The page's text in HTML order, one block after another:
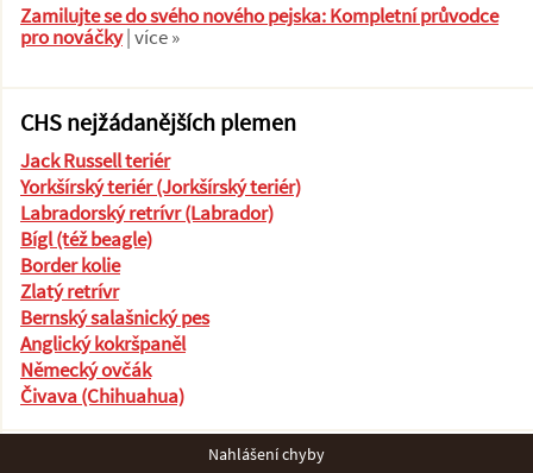
Zamilujte se do svého nového pejska: Kompletní průvodce
pro nováčky| více »
CHS nejžádanějších plemen
Jack Russell teriér
Yorkšírský teriér (Jorkšírský teriér)
Labradorský retrívr (Labrador)
Bígl (též beagle)
Border kolie
Zlatý retrívr
Bernský salašnický pes
Anglický kokršpaněl
Německý ovčák
Čivava (Chihuahua)
Nahlášení chyby